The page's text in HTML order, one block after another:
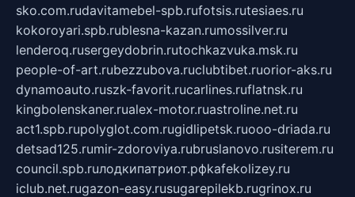
sko.com.rudavitamebel-spb.rufotsis.rutesiaes.ru
kokoroyari.spb.rublesna-kazan.rumossilver.ru
lenderoq.rusergeydobrin.rutochkazvuka.msk.ru
people-of-art.rubezzubova.ruclubtibet.ruorior-aks.ru
dynamoauto.ruszk-favorit.rucarlines.ruflatnsk.ru
kingbolenskaner.rualex-motor.ruastroline.net.ru
act1.spb.rupolyglot.com.rugidlipetsk.ruooo-driada.ru
detsad125.rumir-zdoroviya.rubruslanovo.rusiterem.ru
council.spb.ruлодкипатриот.рфkafekolizey.ru
iclub.net.rugazon-easy.rusugarepilekb.rugrinox.ru